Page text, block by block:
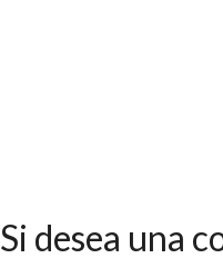
Si desea una